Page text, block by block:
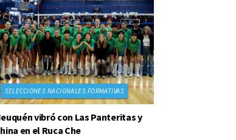
SELECCIONES NACIONALES FORMATIVAS
vibró con Las Panteritas y
en el Ruca Che